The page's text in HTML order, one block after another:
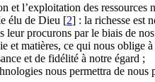
et l’exploitation des ressources
élu de Dieu [2] : la richesse est
leur procurons par le biais de
et matières, ce qui nous oblige
et de fidélité à notre égard ;
nous permettra de